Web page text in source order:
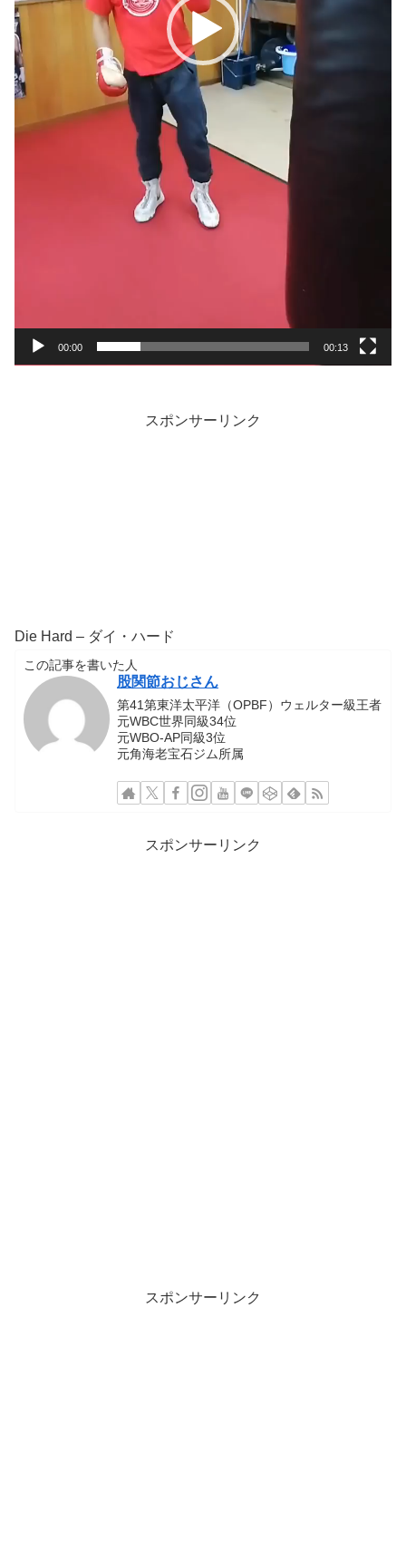
00:00 00:13
スポンサーリンク
Die Hard – ダイ・ハード
この記事を書いた人
股関節おじさん
第41第東洋太平洋（OPBF）ウェルター級王者
元WBC世界同級34位
元WBO-AP同級3位
元角海老宝石ジム所属
スポンサーリンク
スポンサーリンク